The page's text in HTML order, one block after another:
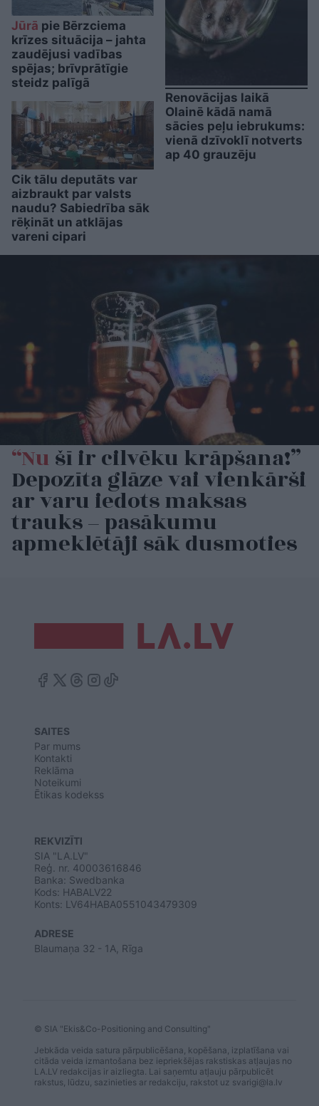
Jūrā pie Bērzciema
krīzes situācija – jahta
zaudējusi vadības
spējas; brīvprātīgie
steidz palīgā
Cik tālu deputāts var
aizbraukt par valsts
naudu? Sabiedrība sāk
rēķināt un atklājas
vareni cipari
Renovācijas laikā
Olainē kādā namā
sācies peļu iebrukums:
vienā dzīvoklī notverts
ap 40 grauzēju
“Nušī ir cilvēku krāpšana!”
Depozīta glāze vai vienkārši
ar varu iedots maksas
trauks – pasākumu
apmeklētāji sāk dusmoties
SAITES
Par mums
Kontakti
Reklāma
Noteikumi
Ētikas kodekss
REKVIZĪTI
SIA "LA.LV"
Reģ. nr. 40003616846
Banka: Swedbanka
Kods: HABALV22
Konts: LV64HABA0551043479309
ADRESE
Blaumaņa 32 - 1A, Rīga
© SIA "Ekis&Co-Positioning and Consulting"
Jebkāda veida satura pārpublicēšana, kopēšana, izplatīšana vai
citāda veida izmantošana bez iepriekšējas rakstiskas atļaujas no
LA.LV redakcijas ir aizliegta. Lai saņemtu atļauju pārpublicēt
rakstus, lūdzu, sazinieties ar redakciju, rakstot uz svarigi@la.lv